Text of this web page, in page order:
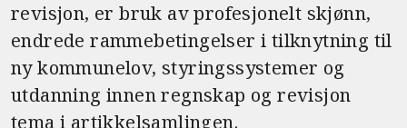
revisjon, er bruk av profesjonelt skjønn,
endrede rammebetingelser i tilknytning til
ny kommunelov, styringssystemer og
utdanning innen regnskap og revisjon
tema i artikkelsamlingen.